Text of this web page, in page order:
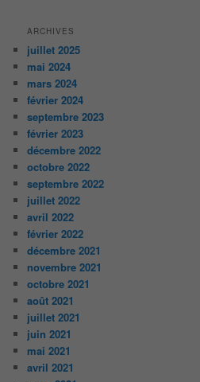
ARCHIVES
juillet 2025
mai 2024
mars 2024
février 2024
septembre 2023
février 2023
décembre 2022
octobre 2022
septembre 2022
juillet 2022
avril 2022
février 2022
décembre 2021
novembre 2021
octobre 2021
août 2021
juillet 2021
juin 2021
mai 2021
avril 2021